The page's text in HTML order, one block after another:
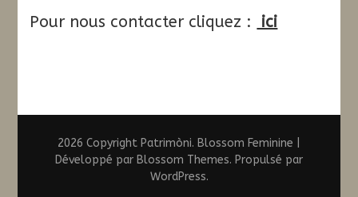
Pour nous contacter cliquez : ici
2026 Copyright Patrimòni. Blossom Feminine |
Développé par Blossom Themes. Propulsé par
WordPress.